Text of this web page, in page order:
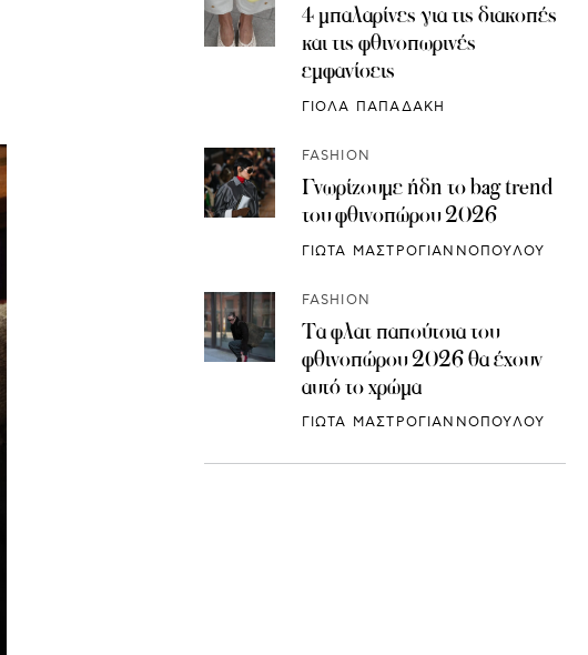
4 μπαλαρίνες για τις διακοπές
και τις φθινοπωρινές
εμφανίσεις
ΓΙΟΛΑ ΠΑΠΑΔΑΚΗ
FASHION
Γνωρίζουμε ήδη το bag trend
του φθινοπώρου 2026
ΓΙΩΤΑ ΜΑΣΤΡΟΓΙΑΝΝΟΠΟΥΛΟΥ
FASHION
Τα φλατ παπούτσια του
φθινοπώρου 2026 θα έχουν
αυτό το χρώμα
ΓΙΩΤΑ ΜΑΣΤΡΟΓΙΑΝΝΟΠΟΥΛΟΥ